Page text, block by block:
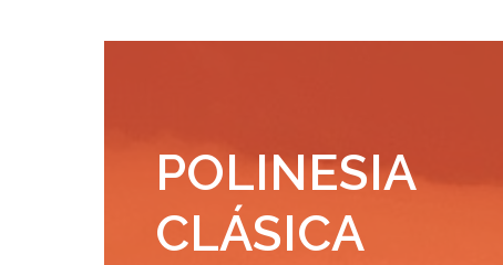
POLINESIA
CLÁSICA